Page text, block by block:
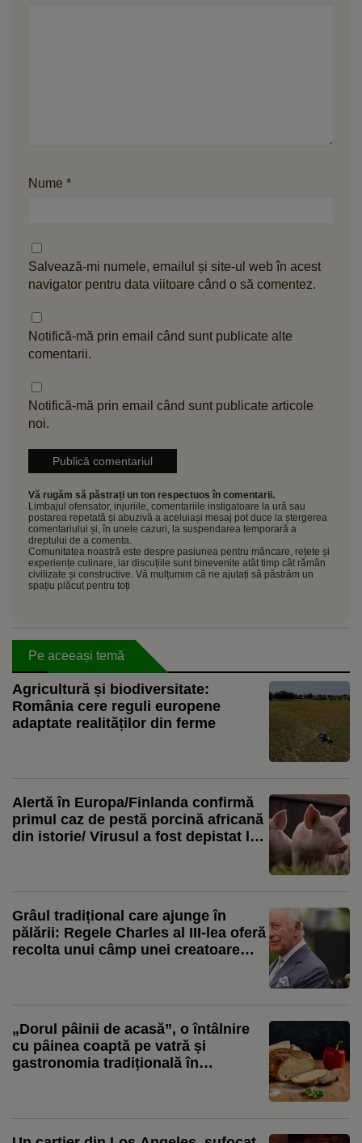
Nume *
Salvează-mi numele, emailul și site-ul web în acest
navigator pentru data viitoare când o să comentez.
Notifică-mă prin email când sunt publicate alte
comentarii.
Notifică-mă prin email când sunt publicate articole
noi.
Vă rugăm să păstrați un ton respectuos în comentarii.
Limbajul ofensator, injuriile, comentariile instigatoare la ură sau
postarea repetată și abuzivă a aceluiași mesaj pot duce la ștergerea
comentariului și, în unele cazuri, la suspendarea temporară a
dreptului de a comenta.
Comunitatea noastră este despre pasiunea pentru mâncare, rețete și
experiențe culinare, iar discuțiile sunt binevenite atât timp cât rămân
civilizate și constructive. Vă mulțumim că ne ajutați să păstrăm un
spațiu plăcut pentru toți
Pe aceeași temă
Agricultură și biodiversitate:
România cere reguli europene
adaptate realităților din ferme
Alertă în Europa/Finlanda confirmă
primul caz de pestă porcină africană
din istorie/ Virusul a fost depistat la
Grâul tradițional care ajunge în
pălării: Regele Charles al III-lea oferă
recolta unui câmp unei creatoare
„Dorul pâinii de acasă”, o întâlnire
cu pâinea coaptă pe vatră și
gastronomia tradițională în